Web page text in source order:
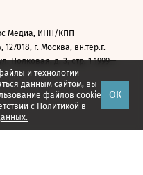
и технологии
данным сайтом, вы
файлов cookie
с Политикой в
ОК
Медиа, ИНН/КПП
127018, г. Москва, вн.тер.г.
Полковая, д. 3, стр. 1 1999—